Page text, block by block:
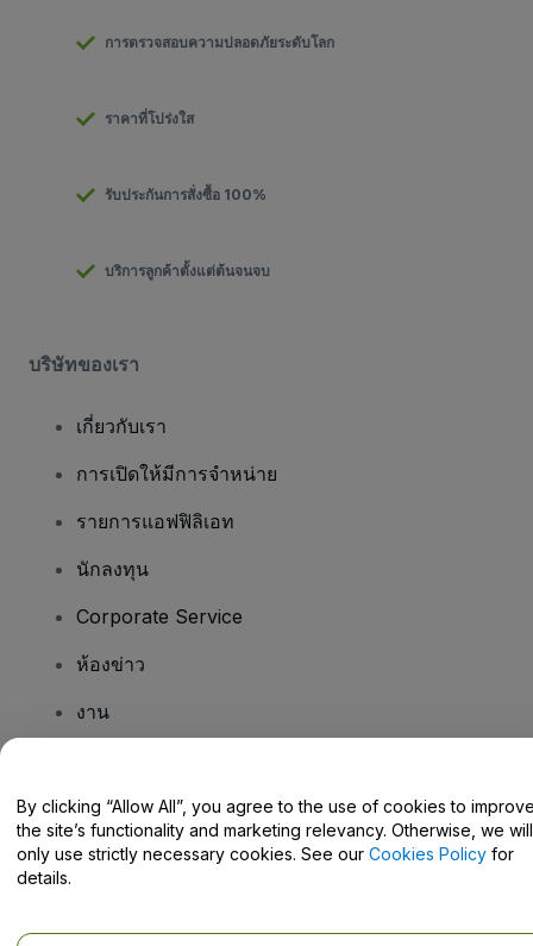
การตรวจสอบความปลอดภัยระดับโลก
ราคาที่โปร่งใส
รับประกันการสั่งซื้อ 100%
บริการลูกค้าตั้งแต่ต้นจนจบ
บริษัทของเรา
เกี่ยวกับเรา
การเปิดให้มีการจำหน่าย
รายการแอฟฟิลิเอท
นักลงทุน
Corporate Service
ห้องข่าว
งาน
Help Centre / Contact Us
By clicking “Allow All”, you agree to the use of cookies to
the site’s functionality and marketing relevancy. Otherwise, we will
only use strictly necessary cookies. See our Cookies Policy for
details.